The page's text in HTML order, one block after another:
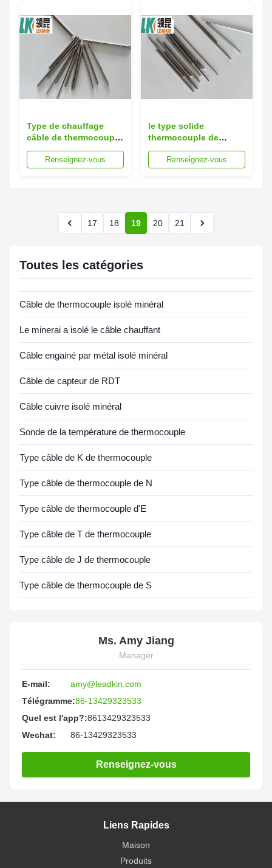
Type de chauffage
câble de thermocouple
de S 6.4MM de SS316L
câblage cuivre
Renseignez-vous
le type solide
thermocouple de
noyau de 1mm de S
câblent 0.5mm SUS304
Renseignez-vous
17 18 19 20 21
Toutes les catégories
Câble de thermocouple isolé minéral
Le minerai a isolé le câble chauffant
Câble engainé par métal isolé minéral
Câble de capteur de RDT
Câble cuivre isolé minéral
Sonde de la température de thermocouple
Type câble de K de thermocouple
Type câble de thermocouple de N
Type câble de thermocouple d'E
Type câble de T de thermocouple
Type câble de J de thermocouple
Type câble de thermocouple de S
Ms. Amy Jiang
Manager
E-mail:
amy@leadkin.com
Télégramme:86-13429323533
Quel est l'app?:8613429323533
Wechat:
86-13429323533
Renseignez-vous
Liens Rapides
Maison
Produits